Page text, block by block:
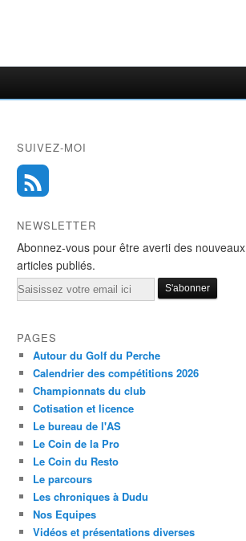
SUIVEZ-MOI
NEWSLETTER
Abonnez-vous pour être averti des nouveaux
articles publiés.
Email
PAGES
Autour du Golf du Perche
Calendrier des compétitions 2026
Championnats du club
Cotisation et licence
Le bureau de l'AS
Le Coin de la Pro
Le Coin du Resto
Le parcours
Les chroniques à Dudu
Nos Equipes
Vidéos et présentations diverses